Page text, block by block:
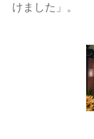
けました」。